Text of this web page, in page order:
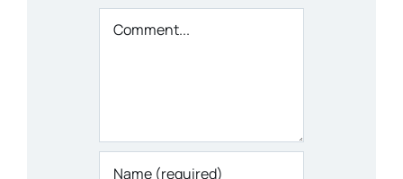
Comment